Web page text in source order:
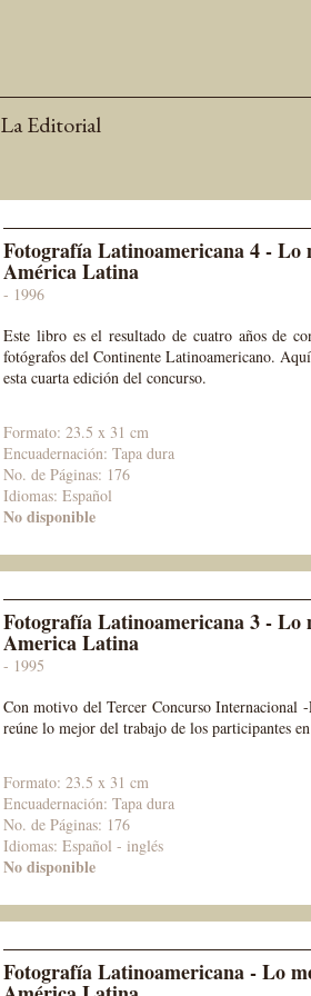
La Editorial
Fotografía Latinoamericana 4 - Lo
América Latina
- 1996
Este libro es el resultado de cuatro años de
fotógrafos del Continente Latinoamericano.
esta cuarta edición del concurso.
Formato: 23.5 x 31 cm
Encuadernación: Tapa dura
No. de Páginas: 176
Idiomas: Español
No disponible
Fotografía Latinoamericana 3 - Lo
America Latina
- 1995
Con motivo del Tercer Concurso Internacional
reúne lo mejor del trabajo de los participantes
Formato: 23.5 x 31 cm
Encuadernación: Tapa dura
No. de Páginas: 176
Idiomas: Español - inglés
No disponible
Fotografía Latinoamericana - Lo